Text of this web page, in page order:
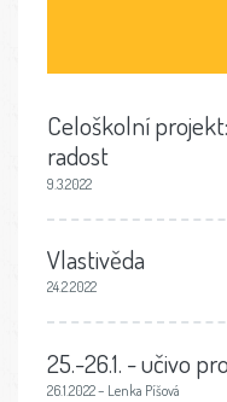
Celoškolní
radost
9.3.2022
Vlastivěda
24.2.2022
25.-26.1. - učivo
26.1.2022 – Lenka Píšová